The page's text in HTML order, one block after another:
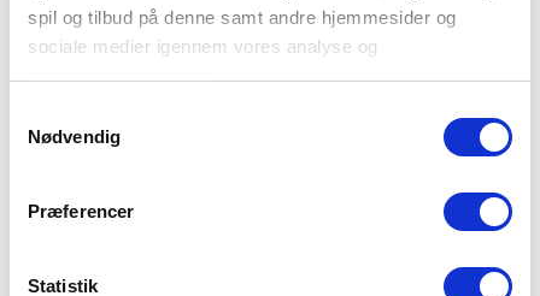
spil og tilbud på denne samt andre hjemmesider og
sociale medier igennem vores analyse og
Du kan læse mere om vores brug af cookies under
"Detaljer" eller ved at klikke videre til vores Cookiepolitik,
Nødvendig
Præferencer
Statistik